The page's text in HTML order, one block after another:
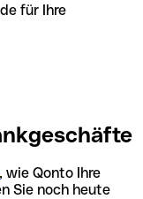
für Ihre
, wie Qonto Ihre
Sie noch heute